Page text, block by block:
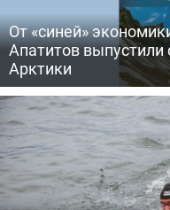
От «синей»
Апатитов
Арктики